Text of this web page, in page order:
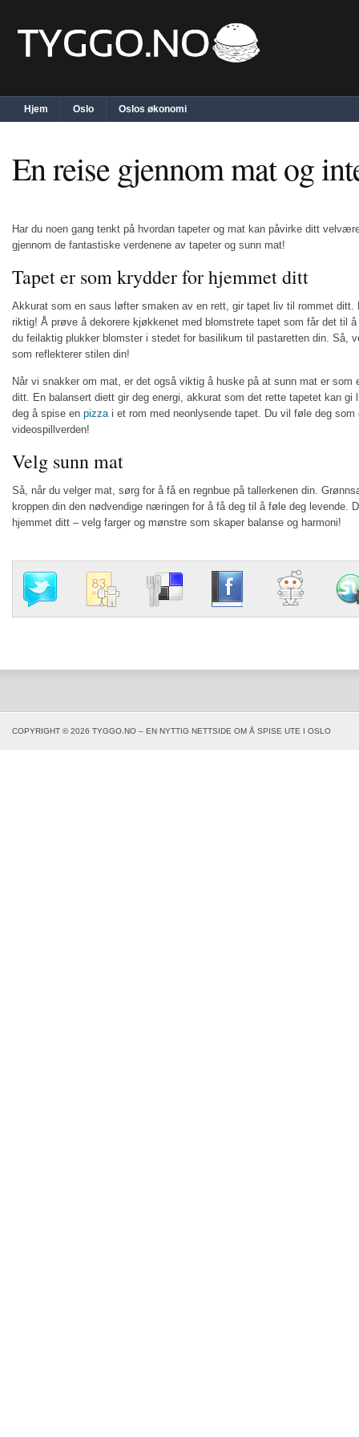
Hjem Oslo Oslos økonomi
En reise gjennom mat og
Har du noen gang tenkt på hvordan tapeter og mat kan påvirke ditt
gjennom de fantastiske verdenene av tapeter og sunn mat!
Tapet er som krydder for hjemmet ditt
Akkurat som en saus løfter smaken av en rett, gir tapet liv til rommet ditt.
riktig! Å prøve å dekorere kjøkkenet med blomstrete tapet som får det til
du feilaktig plukker blomster i stedet for basilikum til pastaretten din. Så,
som reflekterer stilen din!
Når vi snakker om mat, er det også viktig å huske på at sunn mat er som
ditt. En balansert diett gir deg energi, akkurat som det rette tapetet kan
deg å spise en pizzai et rom med neonlysende tapet. Du vil føle deg som
videospillverden!
Velg sunn mat
Så, når du velger mat, sørg for å få en regnbue på tallerkenen din.
kroppen din den nødvendige næringen for å få deg til å føle deg levende.
hjemmet ditt – velg farger og mønstre som skaper balanse og harmoni!
COPYRIGHT © 2026 TYGGO.NO – EN NYTTIG NETTSIDE OM Å SPISE UTE I OSLO